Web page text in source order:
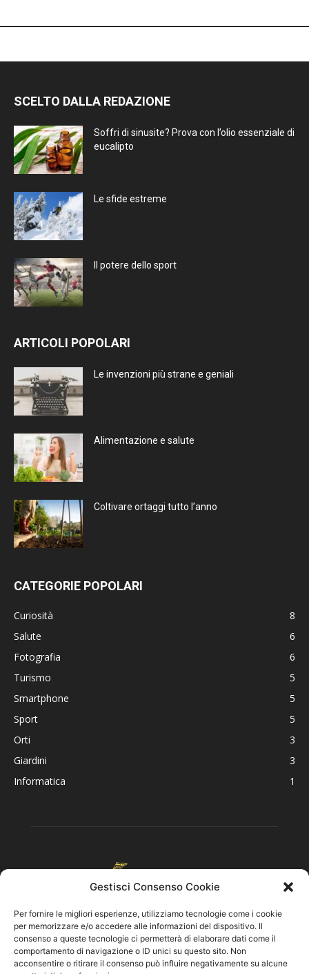
Gestisci Consenso Cookie
Per fornire le migliori esperienze, utilizziamo tecnologie come i cookie
per memorizzare e/o accedere alle informazioni del dispositivo. Il
consenso a queste tecnologie ci permetterà di elaborare dati come il
comportamento di navigazione o ID unici su questo sito. Non
acconsentire o ritirare il consenso può influire negativamente su alcune
SCELTO DALLA REDAZIONE
Soffri di sinusite? Prova con l’olio essenziale di
eucalipto
Le sfide estreme
Il potere dello sport
ARTICOLI POPOLARI
Le invenzioni più strane e geniali
Alimentazione e salute
Coltivare ortaggi tutto l’anno
CATEGORIE POPOLARI
Curiosità
8
Salute
6
Fotografia
6
Turismo
5
Smartphone
5
Sport
5
Orti
3
Giardini
3
Informatica
1
CHI SIAMO